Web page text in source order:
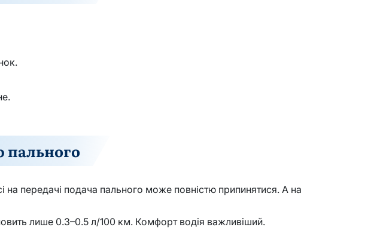
на передачі подача пального може повністю припинятися. А на
лише 0.3–0.5 л/100 км. Комфорт водія важливіший.